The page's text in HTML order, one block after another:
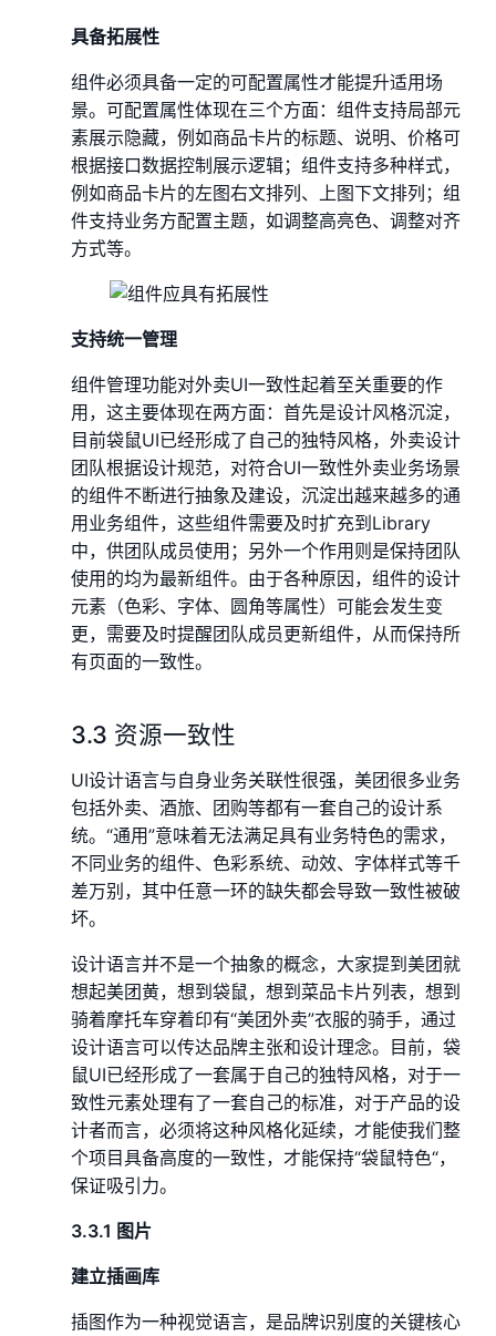
具备拓展性
组件必须具备一定的可配置属性才能提升适用场
景。可配置属性体现在三个方面：组件支持局部元
素展示隐藏，例如商品卡片的标题、说明、价格可
根据接口数据控制展示逻辑；组件支持多种样式，
例如商品卡片的左图右文排列、上图下文排列；组
件支持业务方配置主题，如调整高亮色、调整对齐
方式等。
支持统一管理
组件管理功能对外卖UI一致性起着至关重要的作
用，这主要体现在两方面：首先是设计风格沉淀，
目前袋鼠UI已经形成了自己的独特风格，外卖设计
团队根据设计规范，对符合UI一致性外卖业务场景
的组件不断进行抽象及建设，沉淀出越来越多的通
用业务组件，这些组件需要及时扩充到Library
中，供团队成员使用；另外一个作用则是保持团队
使用的均为最新组件。由于各种原因，组件的设计
元素（色彩、字体、圆角等属性）可能会发生变
更，需要及时提醒团队成员更新组件，从而保持所
有页面的一致性。
3.3 资源一致性
UI设计语言与自身业务关联性很强，美团很多业务
包括外卖、酒旅、团购等都有一套自己的设计系
统。“通用”意味着无法满足具有业务特色的需求，
不同业务的组件、色彩系统、动效、字体样式等千
差万别，其中任意一环的缺失都会导致一致性被破
坏。
设计语言并不是一个抽象的概念，大家提到美团就
想起美团黄，想到袋鼠，想到菜品卡片列表，想到
骑着摩托车穿着印有“美团外卖”衣服的骑手，通过
设计语言可以传达品牌主张和设计理念。目前，袋
鼠UI已经形成了一套属于自己的独特风格，对于一
致性元素处理有了一套自己的标准，对于产品的设
计者而言，必须将这种风格化延续，才能使我们整
个项目具备高度的一致性，才能保持“袋鼠特色“，
保证吸引力。
3.3.1 图片
建立插画库
插图作为一种视觉语言，是品牌识别度的关键核心